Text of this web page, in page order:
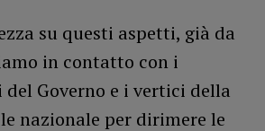
su questi aspetti, già da
in contatto con i
Governo e i vertici della
nazionale per dirimere le